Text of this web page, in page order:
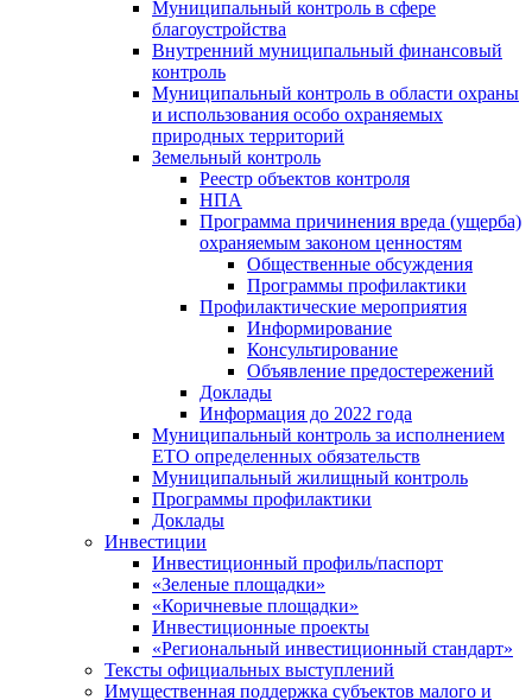
Муниципальный контроль в сфере
благоустройства
Внутренний муниципальный финансовый
контроль
Муниципальный контроль в области охраны
и использования особо охраняемых
природных территорий
Земельный контроль
Реестр объектов контроля
НПА
Программа причинения вреда (ущерба)
охраняемым законом ценностям
Общественные обсуждения
Программы профилактики
Профилактические мероприятия
Информирование
Консультирование
Объявление предостережений
Доклады
Информация до 2022 года
Муниципальный контроль за исполнением
ЕТО определенных обязательств
Муниципальный жилищный контроль
Программы профилактики
Доклады
Инвестиции
Инвестиционный профиль/паспорт
«Зеленые площадки»
«Коричневые площадки»
Инвестиционные проекты
«Региональный инвестиционный стандарт»
Тексты официальных выступлений
Имущественная поддержка субъектов малого и